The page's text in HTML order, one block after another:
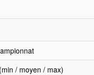
/ moyen / max)